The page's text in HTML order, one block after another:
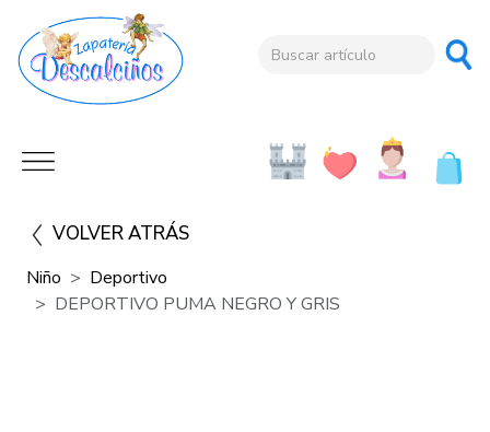
VOLVER ATRÁS
Niño
Deportivo
DEPORTIVO PUMA NEGRO Y GRIS